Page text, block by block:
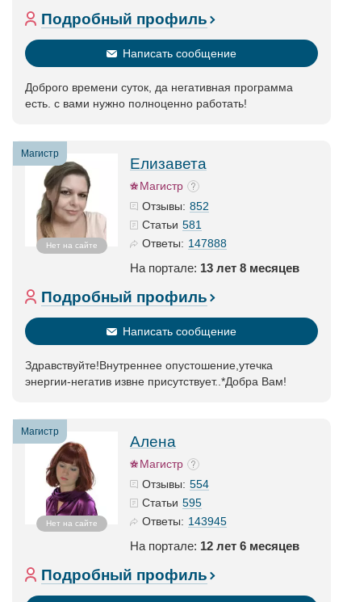
Подробный профиль
Написать сообщение
Доброго времени суток, да негативная программа
есть. с вами нужно полноценно работать!
Магистр
Нет на сайте
Елизавета
Магистр
Отзывы: 852
Статьи 581
Ответы: 147888
На портале: 13 лет 8 месяцев
Подробный профиль
Написать сообщение
Здравствуйте!Внутреннее опустошение,утечка
энергии-негатив извне присутствует..*Добра Вам!
Магистр
Нет на сайте
Алена
Магистр
Отзывы: 554
Статьи 595
Ответы: 143945
На портале: 12 лет 6 месяцев
Подробный профиль